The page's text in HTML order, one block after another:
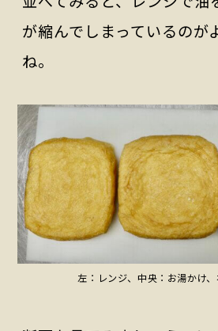
が縮んでしまっているのが
ね。
左：レンジ、中央：お湯かけ